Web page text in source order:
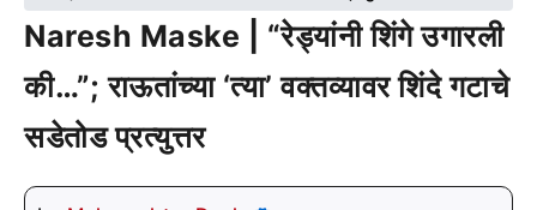
Naresh Maske | “रेड्यांनी शिंगे उगारली
की…”; राऊतांच्या ‘त्या’ वक्तव्यावर शिंदे गटाचे
सडेतोड प्रत्युत्तर